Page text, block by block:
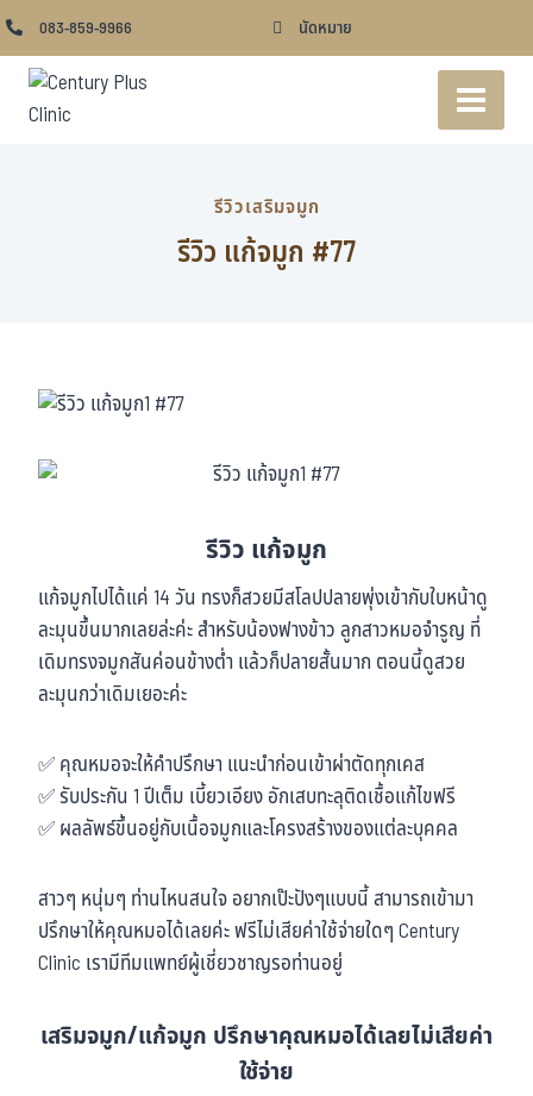
083-859-9966 นัดหมาย
รีวิวเสริมจมูก
รีวิว แก้จมูก #77
รีวิว แก้จมูก
แก้จมูกไปได้แค่ 14 วัน ทรงก็สวยมีสโลปปลายพุ่งเข้ากับใบหน้าดู
ละมุนขึ้นมากเลยล่ะค่ะ สำหรับน้องฟางข้าว ลูกสาวหมอจำรูญ ที่
เดิมทรงจมูกสันค่อนข้างต่ำ แล้วก็ปลายสั้นมาก ตอนนี้ดูสวย
ละมุนกว่าเดิมเยอะค่ะ
✅ คุณหมอจะให้คำปรึกษา แนะนำก่อนเข้าผ่าตัดทุกเคส
✅ รับประกัน 1 ปีเต็ม เบี้ยวเอียง อักเสบทะลุติดเชื้อแก้ไขฟรี
✅ ผลลัพธ์ขึ้นอยู่กับเนื้อจมูกและโครงสร้างของแต่ละบุคคล
สาวๆ หนุ่มๆ ท่านไหนสนใจ อยากเป๊ะปังๆแบบนี้ สามารถเข้ามา
ปรึกษาให้คุณหมอได้เลยค่ะ ฟรีไม่เสียค่าใช้จ่ายใดๆ Century
Clinic เรามีทีมแพทย์ผู้เชี่ยวชาญรอท่านอยู่
เสริมจมูก/แก้จมูก ปรึกษาคุณหมอได้เลยไม่เสียค่า
ใช้จ่าย